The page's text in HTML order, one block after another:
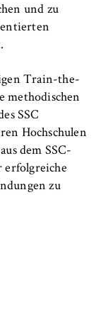
und zu
Train-the-
methodischen
SSC
Hochschulen
dem SSC-
erfolgreiche
zu